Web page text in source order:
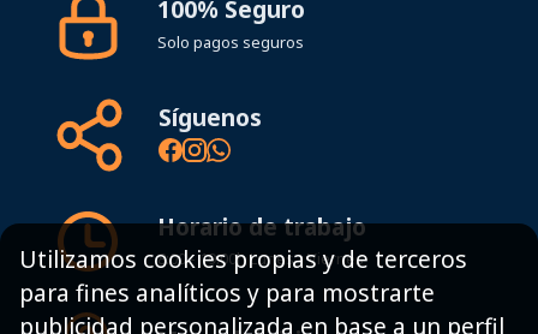
8:00 - 19:00h Lunes - Viernes
Mapa del sitio
Utilizamos cookies propias y de terceros
para fines analíticos y para mostrarte
publicidad personalizada en base a un perfil